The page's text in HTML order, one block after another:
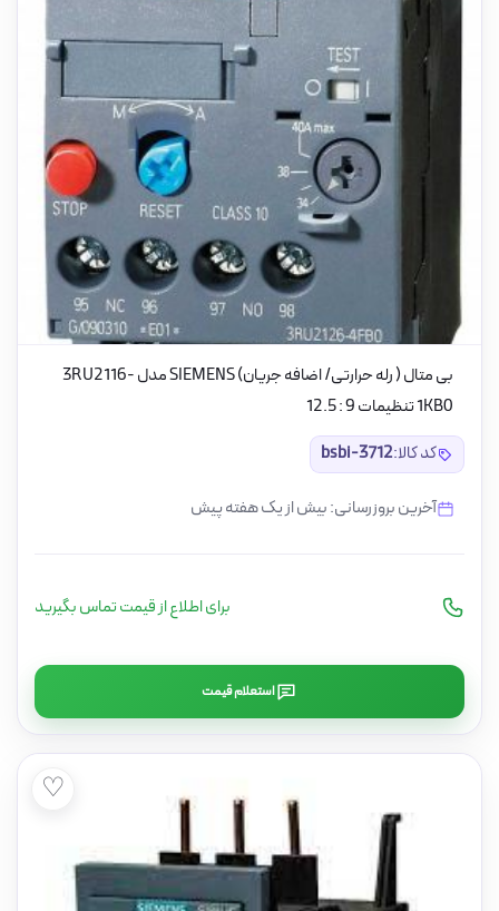
بی متال ( رله حرارتی/ اضافه جریان) SIEMENS مدل 3RU2116-
1KB0 تنظیمات 9 : 12.5
کد کالا:bsbi-3712
آخرین بروزرسانی: بیش از یک هفته پیش
برای اطلاع از قیمت تماس بگیرید
استعلام قیمت
♡